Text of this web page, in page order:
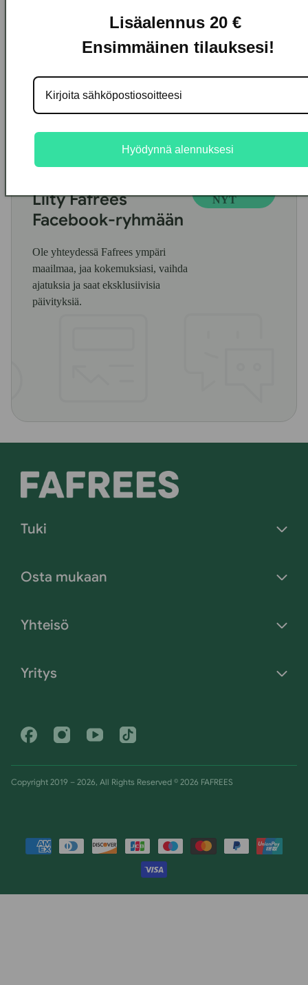
Liity Fafrees
Facebook-ryhmään
Ole yhteydessä Fafrees ympäri
maailmaa, jaa kokemuksiasi, vaihda
ajatuksia ja saat eksklusiivisia
päivityksiä.
NYT
Tuki
Osta mukaan
Yhteisö
Yritys
FacebookInstagramYoutubeTiktok
Copyright 2019 – 2026, All Rights Reserved © 2026 FAFREES
Maksutavat
Lisäalennus 20 €
Ensimmäinen tilauksesi!
Hyödynnä alennuksesi